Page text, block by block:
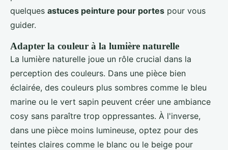
quelques astuces peinture pour portes pour vous
guider.
Adapter la couleur à la lumière naturelle
La lumière naturelle joue un rôle crucial dans la
perception des couleurs. Dans une pièce bien
éclairée, des couleurs plus sombres comme le bleu
marine ou le vert sapin peuvent créer une ambiance
cosy sans paraître trop oppressantes. À l'inverse,
dans une pièce moins lumineuse, optez pour des
teintes claires comme le blanc ou le beige pour